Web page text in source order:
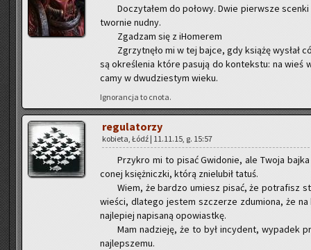
Do­czy­ta­łem do po­ło­wy. Dwie pierw­sze
twor­nie nudny.
Zga­dzam się z iHo­me­rem
Zgrzyt­nę­ło mi w tej bajce, gdy ksią­żę wy­słał
są okre­śle­nia które pa­su­ją do kon­tek­stu: na wieś
ca­my w dwu­dzie­stym wieku.
Igno­ran­cja to cnota.
re­gu­la­to­rzy
ko­bie­ta, Łódź | 11.11.15, g. 15:57
Przy­kro mi to pisać Gwi­do­nie, ale Twoja
co­nej księż­nicz­ki, którą znie­lu­bił tatuś.
Wiem, że bar­dzo umiesz pisać, że po­tra­fisz
wie­ści, dla­te­go je­stem szcze­rze zdu­mio­na, że
naj­le­piej na­pi­sa­ną opo­wiast­kę.
Mam na­dzie­ję, że to był in­cy­dent, wy­pa­dek
naj­lep­sze­mu.